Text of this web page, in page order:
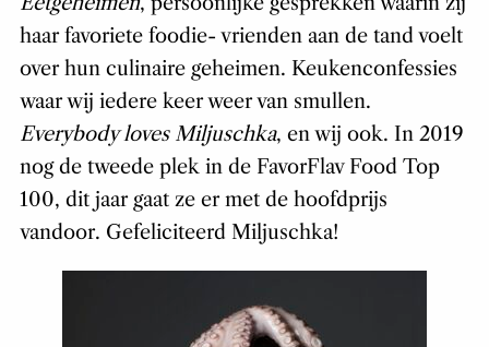
haar favoriete foodie- vrienden aan de tand voelt
over hun culinaire geheimen. Keukenconfessies
waar wij iedere keer weer van smullen.
Everybody loves Miljuschka, en wij ook. In 2019
nog de tweede plek in de FavorFlav Food Top
100, dit jaar gaat ze er met de hoofdprijs
vandoor. Gefeliciteerd Miljuschka!